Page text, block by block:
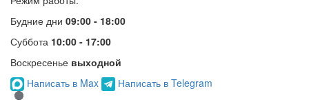
Будние дни 09:00 - 18:00
Суббота 10:00 - 17:00
Воскресенье выходной
Написать в Max
Написать в Telegram